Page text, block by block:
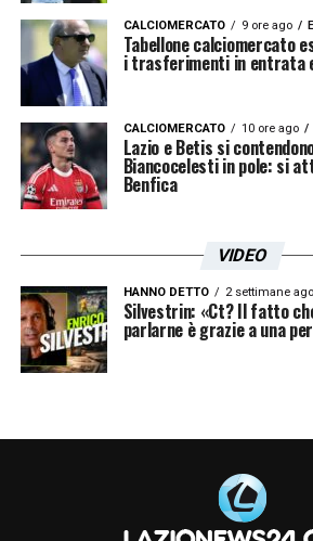
CALCIOMERCATO 9 ore ago
Tabellone calciomercato
i trasferimenti in entrata
CALCIOMERCATO 10 ore ago
Lazio e Betis si
Biancocelesti in pole: si
Benfica
VIDEO
HANNO DETTO 2 settimane ago
Silvestrin: «Ct? Il fatto
parlarne è grazie a una